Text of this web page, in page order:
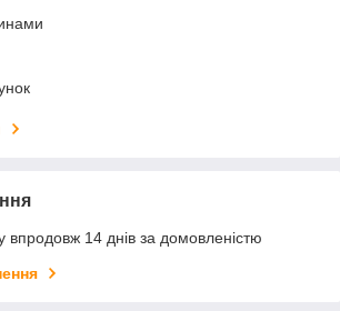
впродовж 14 днів за домовленістю